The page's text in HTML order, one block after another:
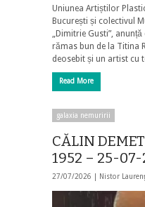
Uniunea Artiștilor
București și colectivul
„Dimitrie Gusti”,
rămas bun de la Titina
deosebit și un artist cu
Read More
galaxia nemuririi
CĂLIN
1952 – 25-
27/07/2026 | Nistor